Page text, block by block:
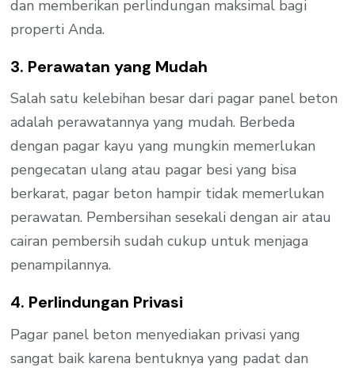
dan memberikan perlindungan maksimal bagi
properti Anda.
3. Perawatan yang Mudah
Salah satu kelebihan besar dari pagar panel beton
adalah perawatannya yang mudah. Berbeda
dengan pagar kayu yang mungkin memerlukan
pengecatan ulang atau pagar besi yang bisa
berkarat, pagar beton hampir tidak memerlukan
perawatan. Pembersihan sesekali dengan air atau
cairan pembersih sudah cukup untuk menjaga
penampilannya.
4. Perlindungan Privasi
Pagar panel beton menyediakan privasi yang
sangat baik karena bentuknya yang padat dan